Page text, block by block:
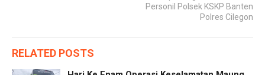
Personil Polsek KSKP Banten
Polres Cilegon
RELATED POSTS